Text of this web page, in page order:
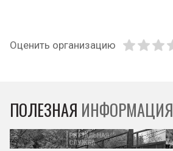
Оценить организацию
ПОЛЕЗНАЯ ИНФОРМАЦИЯ